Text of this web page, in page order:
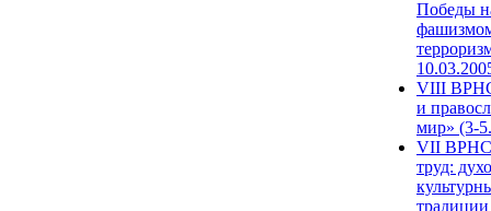
Победы
VIII
и
мир» (3-
VII ВРНС
труд: